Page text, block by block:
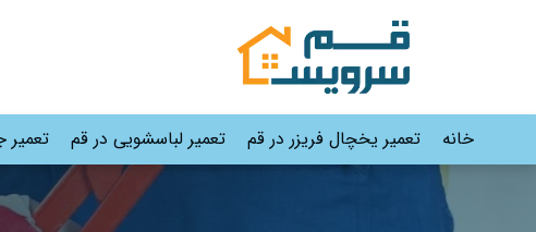
خانه تعمیر یخچال فریزر در قم تعمیر لباسشویی در قم تعمیر